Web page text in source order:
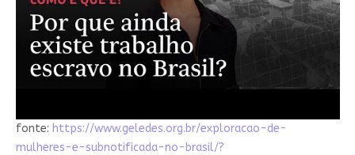
fonte: https://www.geledes.org.br/exploracao-de-
mulheres-e-subnotificada-no-brasil/?